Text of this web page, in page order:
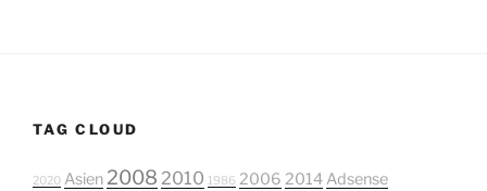
TAG CLOUD
2020 Asien 2008 2010 1986 2006 2014 Adsense